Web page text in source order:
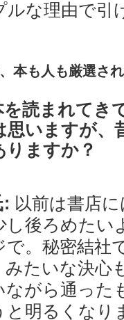
ルな理由で引
本も人も厳選さ
読まれてき
思いますが、
りますか？
: 以前は書店
し後ろめたい
で。秘密結社
みたいな決心
ながら通った
と明るくなり